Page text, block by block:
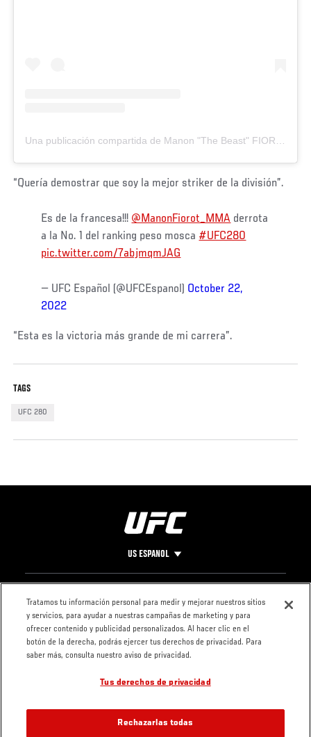
“Quería demostrar que soy la mejor striker de la división”.
Es de la francesa!!! @ManonFiorot_MMA derrota
a la No. 1 del ranking peso mosca #UFC280
pic.twitter.com/7abjmqmJAG
— UFC Español (@UFCEspanol) October 22,
2022
“Esta es la victoria más grande de mi carrera”.
TAGS
UFC 280
US ESPANOL
Pie
de
Página
CONTACTO
LEGAL
Condiciones
Política de
privacidad
Tratamos tu información personal para medir y mejorar nuestros sitios
y servicios, para ayudar a nuestras campañas de marketing y para
ofrecer contenido y publicidad personalizados. Al hacer clic en el
botón de la derecha, podrás ejercer tus derechos de privacidad. Para
saber más, consulta nuestro aviso de privacidad.
Tus derechos de privacidad
Rechazarlas todas